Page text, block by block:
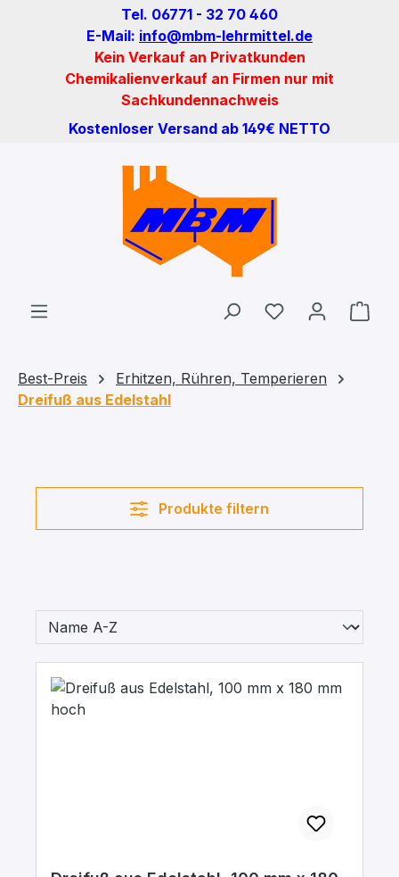
Zum Hauptinhalt springenTel. 06771 - 32 70 460
E-Mail: info@mbm-lehrmittel.de
Kein Verkauf an Privatkunden
Chemikalienverkauf an Firmen nur mit
Sachkundennachweis
Kostenloser Versand ab 149€ NETTO
Du hast 0
Best-Preis
Erhitzen, Rühren, Temperieren
Dreifuß aus Edelstahl
Produkte filtern